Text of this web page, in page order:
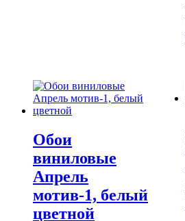
Обои
виниловые
Апрель
мотив-1, белый
цветной